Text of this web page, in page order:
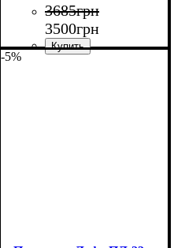
3685грн
3500грн
-5%